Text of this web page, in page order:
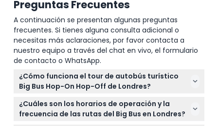
Preguntas Frecuentes
A continuación se presentan algunas preguntas
frecuentes. Si tienes alguna consulta adicional o
necesitas más aclaraciones, por favor contacta a
nuestro equipo a través del chat en vivo, el formulario
de contacto o WhatsApp.
¿Cómo funciona el tour de autobús turístico
Big Bus Hop-On Hop-Off de Londres?
Puedes subir y bajar del autobús en cualquiera de
las más de 40 paradas en Londres, explorando
lugares emblemáticos como el Palacio de
¿Cuáles son los horarios de operación y la
frecuencia de las rutas del Big Bus en Londres?